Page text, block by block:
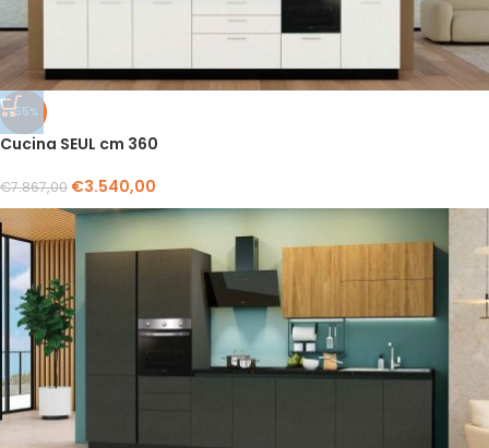
-55%
Cucina SEUL cm 360
€7.867,00 €3.540,00